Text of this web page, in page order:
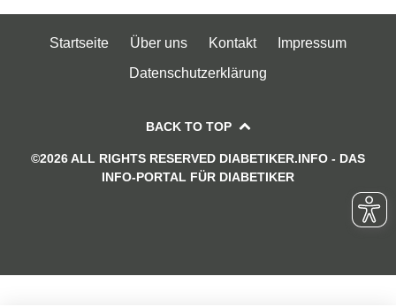
Startseite Über uns Kontakt
Impressum
Datenschutzerklärung
BACK TO TOP
©2026 ALL RIGHTS RESERVED DIABETIKER.INFO - DAS
INFO-PORTAL FÜR DIABETIKER